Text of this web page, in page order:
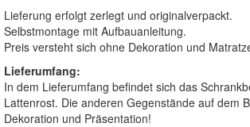
Lieferung erfolgt zerlegt und originalverpackt.
Selbstmontage mit Aufbauanleitung.
Preis versteht sich ohne Dekoration und
Lieferumfang:
In dem Lieferumfang befindet sich das
Lattenrost. Die anderen Gegenstände auf dem
Dekoration und Präsentation!